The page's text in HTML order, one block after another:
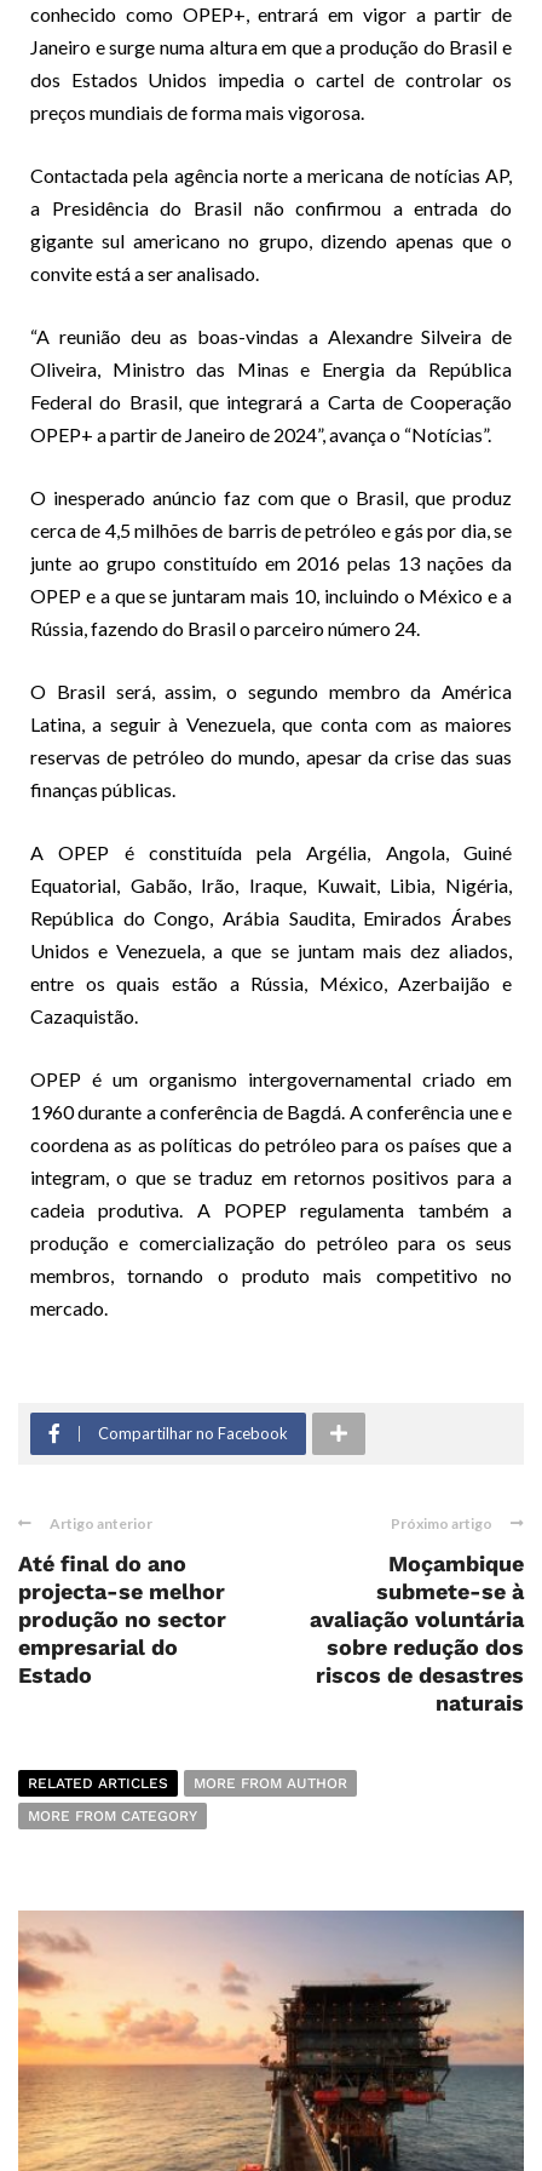
conhecido como OPEP+, entrará em vigor a partir de
Janeiro e surge numa altura em que a produção do Brasil e
dos Estados Unidos impedia o cartel de controlar os
preços mundiais de forma mais vigorosa.
Contactada pela agência norte a mericana de notícias AP,
a Presidência do Brasil não confirmou a entrada do
gigante sul americano no grupo, dizendo apenas que o
convite está a ser analisado.
“A reunião deu as boas-vindas a Alexandre Silveira de
Oliveira, Ministro das Minas e Energia da República
Federal do Brasil, que integrará a Carta de Cooperação
OPEP+ a partir de Janeiro de 2024”, avança o “Notícias”.
O inesperado anúncio faz com que o Brasil, que produz
cerca de 4,5 milhões de barris de petróleo e gás por dia, se
junte ao grupo constituído em 2016 pelas 13 nações da
OPEP e a que se juntaram mais 10, incluindo o México e a
Rússia, fazendo do Brasil o parceiro número 24.
O Brasil será, assim, o segundo membro da América
Latina, a seguir à Venezuela, que conta com as maiores
reservas de petróleo do mundo, apesar da crise das suas
finanças públicas.
A OPEP é constituída pela Argélia, Angola, Guiné
Equatorial, Gabão, Irão, Iraque, Kuwait, Libia, Nigéria,
República do Congo, Arábia Saudita, Emirados Árabes
Unidos e Venezuela, a que se juntam mais dez aliados,
entre os quais estão a Rússia, México, Azerbaijão e
Cazaquistão.
OPEP é um organismo intergovernamental criado em
1960 durante a conferência de Bagdá. A conferência une e
coordena as as políticas do petróleo para os países que a
integram, o que se traduz em retornos positivos para a
cadeia produtiva. A POPEP regulamenta também a
produção e comercialização do petróleo para os seus
membros, tornando o produto mais competitivo no
mercado.
Compartilhar no Facebook
Artigo anterior
Até final do ano
projecta-se melhor
produção no sector
empresarial do
Estado
Próximo artigo
Moçambique
submete-se à
avaliação voluntária
sobre redução dos
riscos de desastres
naturais
RELATED ARTICLES
MORE FROM AUTHOR
MORE FROM CATEGORY